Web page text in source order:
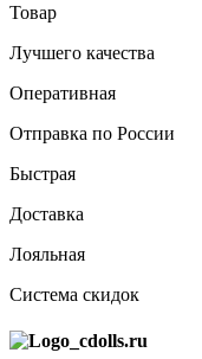
Товар
Лучшего качества
Оперативная
Отправка по России
Быстрая
Доставка
Лояльная
Система скидок